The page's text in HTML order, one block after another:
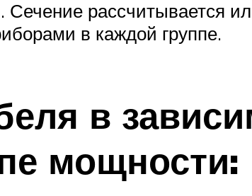
рассчитывается
в каждой группе.
в
мощности: